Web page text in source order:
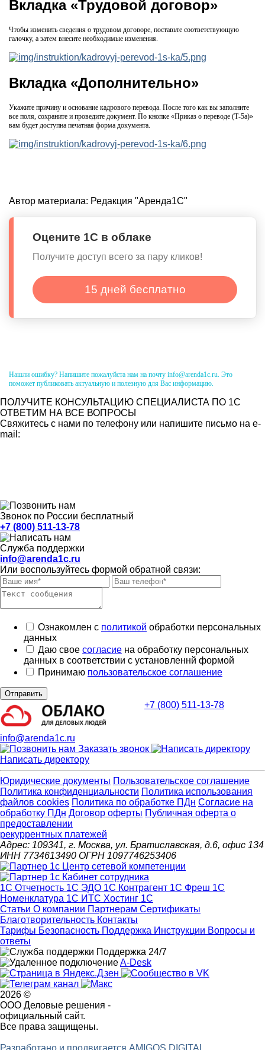
Вкладка «Трудовой договор»
Чтобы изменить сведения о трудовом договоре, поставьте соответствующую
галочку, а затем внесите необходимые изменения.
Вкладка «Дополнительно»
Укажите причину и основание кадрового перевода. После того как вы заполните
все поля, сохраните и проведите документ. По кнопке «Приказ о переводе (Т-5а)»
вам будет доступна печатная форма документа.
Автор материала: Редакция "Аренда1С"
Оцените 1С в облаке
Получите доступ всего за пару кликов!
15 дней бесплатно
Нашли ошибку? Напишите пожалуйста нам на почту info@arenda1c.ru. Это
поможет публиковать актуальную и полезную для Вас информацию.
ПОЛУЧИТЕ КОНСУЛЬТАЦИЮ СПЕЦИАЛИСТА ПО 1С
ОТВЕТИМ НА ВСЕ ВОПРОСЫ
Свяжитесь с нами по телефону или напишите письмо на e-
mail:
Звонок по России бесплатный
+7 (800) 511-13-78
Служба поддержки
info@arenda1c.ru
Или воспользуйтесь формой обратной связи:
Ознакомлен с политикой обработки персональных
данных
Даю свое согласие на обработку персональных
данных в соответствии с установленнй формой
Принимаю пользовательское соглашение
Отправить
+7 (800) 511-13-78
info@arenda1c.ru
Заказать звонок
Написать директору
Юридические документы Пользовательское соглашение
Политика конфиденциальности Политика использования
файлов cookies Политика по обработке ПДн Cогласие на
обработку ПДн Договор оферты Публичная оферта о
предоставлении
рекуррентных платежей
Адрес: 109341, г. Москва, ул. Братиславская, д.6, офис 134
ИНН 7734613490 ОГРН 1097746253406
1С Отчетность 1С ЭДО 1С Контрагент 1С Фреш 1С
Номенклатура 1С ИТС Хостинг 1С
Статьи О компании Партнерам Сертификаты
Благотворительность Контакты
Тарифы Безопасность Поддержка Инструкции Вопросы и
ответы
Поддержка 24/7
A-Desk
2026 ©
ООО Деловые решения -
официальный сайт.
Все права защищены.
Разработано и продвигается AMIGOS DIGITAL